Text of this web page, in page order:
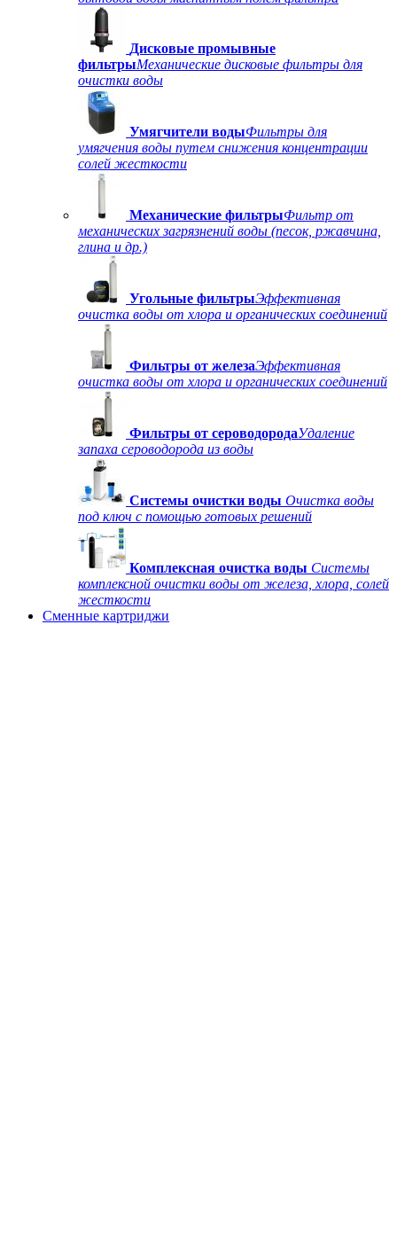
Дисковые промывные
фильтрыМеханические дисковые фильтры для
очистки воды
Умягчители водыФильтры для
умягчения воды путем снижения концентрации
солей жесткости
Механические фильтрыФильтр от
механических загрязнений воды (песок, ржавчина,
глина и др.)
Угольные фильтрыЭффективная
очистка воды от хлора и органических соединений
Фильтры от железаЭффективная
очистка воды от хлора и органических соединений
Фильтры от сероводородаУдаление
запаха сероводорода из воды
Системы очистки воды Очистка воды
под ключ с помощью готовых решений
Комплексная очистка воды Системы
комплексной очистки воды от железа, хлора, солей
жесткости
Сменные картриджи